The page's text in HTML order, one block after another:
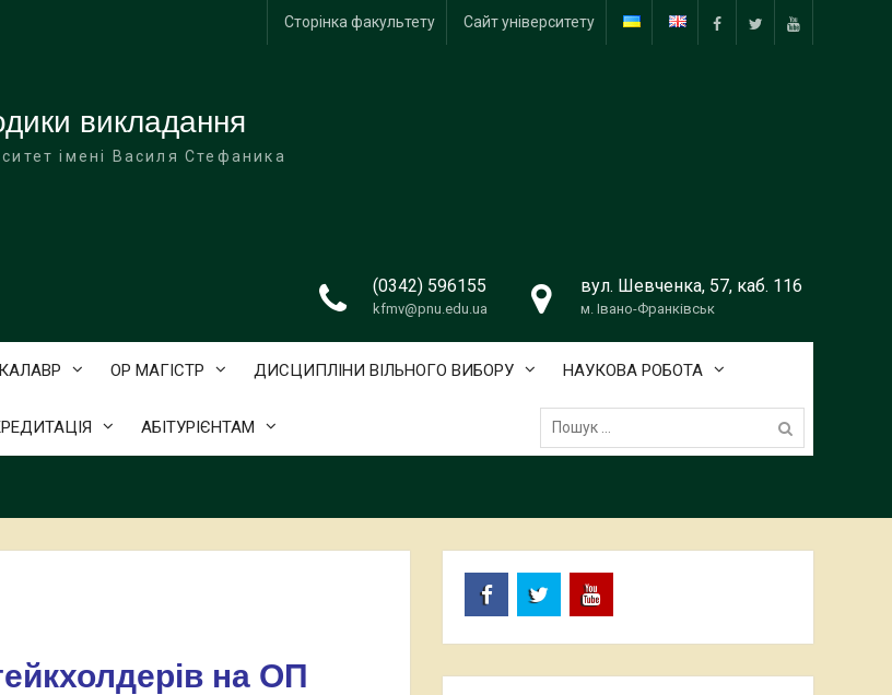
FacebookTwitter Youtube
Сторінка факультету Сайт університету
викладання
імені Василя Стефаника
(0342) 596155
kfmv@pnu.edu.ua
вул. Шевченка, 57, каб. 116
м. Івано-Франківськ
ОР МАГІСТР ДИСЦИПЛІНИ ВІЛЬНОГО ВИБОРУ НАУКОВА РОБОТА
АБІТУРІЄНТАМ
Пошук:
на ОП